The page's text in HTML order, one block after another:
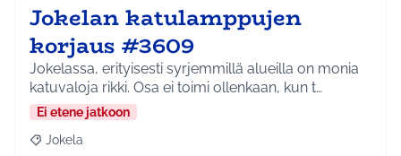
Jokelan katulamppujen
korjaus #3609
Jokelassa, erityisesti syrjemmillä alueilla on monia
katuvaloja rikki. Osa ei toimi ollenkaan, kun t…
Ei etene jatkoon
Rajaa tulokset teeman mukaan: Jokela
Jokela